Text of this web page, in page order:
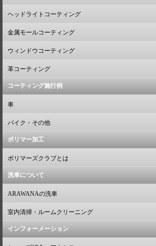
ヘッドライトコーティング
金属モールコーティング
ウィンドウコーティング
革コーティング
コーティング施行例
車
バイク・その他
ポリマー加工
ポリマーズクラブとは
洗車について
ARAWANAの洗車
室内清掃・ルームクリーニング
インフォーメーション